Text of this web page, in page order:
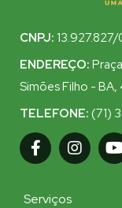
CNPJ:
ENDEREÇO:
Simões Filho -
TELEFONE: (71)
Serviços